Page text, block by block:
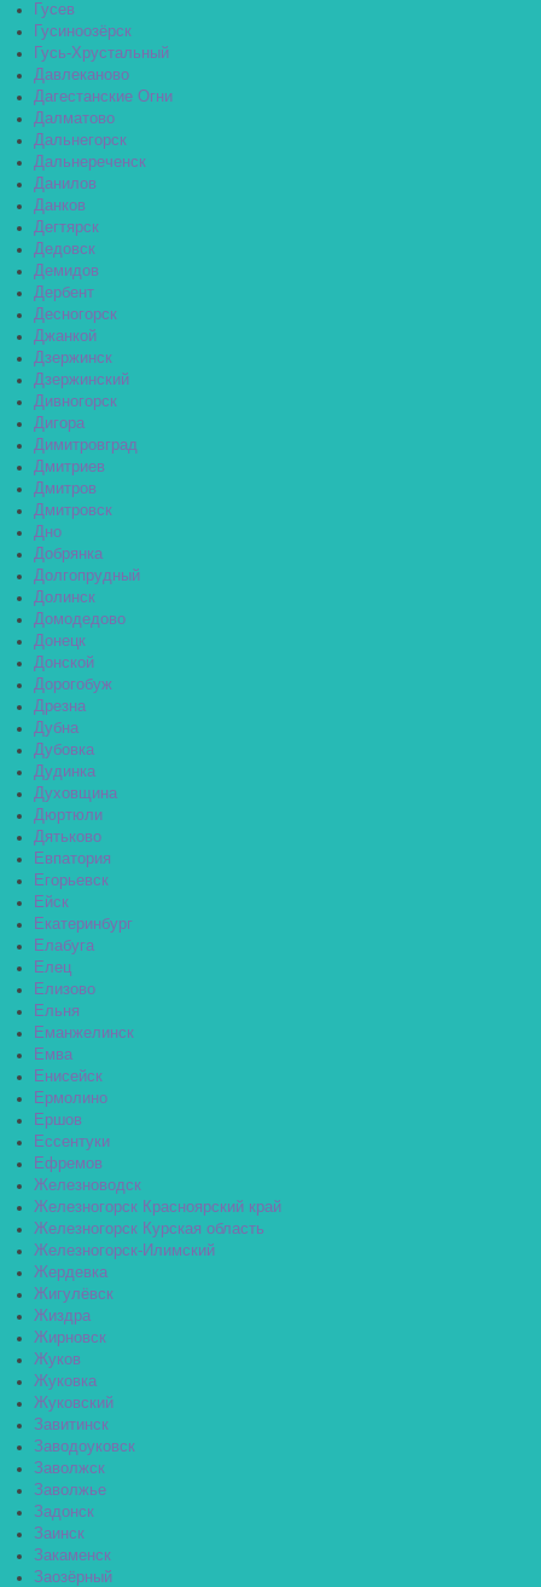
Гусев
Гусиноозёрск
Гусь-Хрустальный
Давлеканово
Дагестанские Огни
Далматово
Дальнегорск
Дальнереченск
Данилов
Данков
Дегтярск
Дедовск
Демидов
Дербент
Десногорск
Джанкой
Дзержинск
Дзержинский
Дивногорск
Дигора
Димитровград
Дмитриев
Дмитров
Дмитровск
Дно
Добрянка
Долгопрудный
Долинск
Домодедово
Донецк
Донской
Дорогобуж
Дрезна
Дубна
Дубовка
Дудинка
Духовщина
Дюртюли
Дятьково
Евпатория
Егорьевск
Ейск
Екатеринбург
Елабуга
Елец
Елизово
Ельня
Еманжелинск
Емва
Енисейск
Ермолино
Ершов
Ессентуки
Ефремов
Железноводск
Железногорск Красноярский край
Железногорск Курская область
Железногорск-Илимский
Жердевка
Жигулёвск
Жиздра
Жирновск
Жуков
Жуковка
Жуковский
Завитинск
Заводоуковск
Заволжск
Заволжье
Задонск
Заинск
Закаменск
Заозёрный